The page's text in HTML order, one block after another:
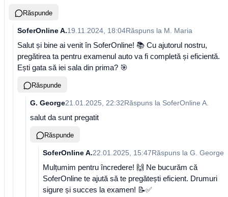
Răspunde
SoferOnline A.19.11.2024, 18:04Răspuns la M. Maria
Salut și bine ai venit în SoferOnline! 📚 Cu ajutorul nostru,
pregătirea ta pentru examenul auto va fi completă și eficientă.
Ești gata să iei sala din prima? 🎯
Răspunde
G. George21.01.2025, 22:32Răspuns la SoferOnline A.
salut da sunt pregatit
Răspunde
SoferOnline A.22.01.2025, 15:47Răspuns la G. George
Mulțumim pentru încredere! 🙌 Ne bucurăm că
SoferOnline te ajută să te pregătești eficient. Drumuri
sigure și succes la examen! 📝✅